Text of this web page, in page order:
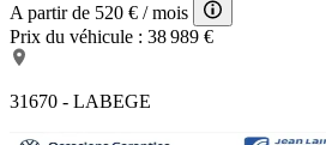
A partir de 520 € / mois
Prix du véhicule : 38 989 €
31670 - LABEGE